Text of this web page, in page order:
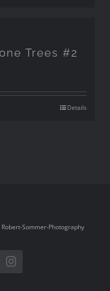
Trees #2
Details
Sommer-Photography
Instagram